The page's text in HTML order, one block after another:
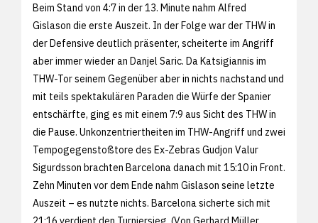
Beim Stand von 4:7 in der 13. Minute nahm Alfred
Gislason die erste Auszeit. In der Folge war der THW in
der Defensive deutlich präsenter, scheiterte im Angriff
aber immer wieder an Danjel Saric. Da Katsigiannis im
THW-Tor seinem Gegenüber aber in nichts nachstand und
mit teils spektakulären Paraden die Würfe der Spanier
entschärfte, ging es mit einem 7:9 aus Sicht des THW in
die Pause. Unkonzentriertheiten im THW-Angriff und zwei
Tempogegenstoßtore des Ex-Zebras Gudjon Valur
Sigurdsson brachten Barcelona danach mit 15:10 in Front.
Zehn Minuten vor dem Ende nahm Gislason seine letzte
Auszeit – es nutzte nichts. Barcelona sicherte sich mit